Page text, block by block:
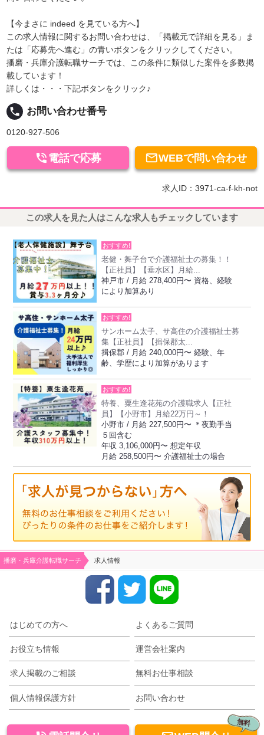
【今まさに indeed を見ている方へ】
この求人情報に関するお問い合わせは、「掲載元で詳細を見る」ま
たは「応募先へ進む」の青いボタンをクリックしてください。
播磨・兵庫介護転職サーチでは、この条件に類似した案件を多数掲
載しています！
詳しくは・・・下記ボタンをクリック♪
local_phone お問い合わせ番号
0120-927-506
WEBで問い合わせ
 電話で応募
求人ID：3971-ca-f-kh-not
この求人を見た人はこんな求人もチェックしています
おすすめ!
老健・舞子台で介護福祉士の募集！！
【正社員】【垂水区】月給...
神戸市 / 月給 278,400円〜 資格、経験
により加算あり
おすすめ!
サンホーム太子、サ高住の介護福祉士募
集【正社員】【揖保郡太...
揖保郡 / 月給 240,000円〜 経験、年
齢、学歴により加算があります
おすすめ!
特養、粟生逢花苑の介護職求人【正社
員】【小野市】月給22万円～！
小野市 / 月給 227,500円〜 ＊夜勤手当
５回含む
年収 3,106,000円〜 想定年収
月給 258,500円〜 介護福祉士の場合
播磨・兵庫介護転職サーチ 求人情報
はじめての方へ よくあるご質問
お役立ち情報 運営会社案内
求人掲載のご相談 無料お仕事相談
個人情報保護方針 お問い合わせ
無料